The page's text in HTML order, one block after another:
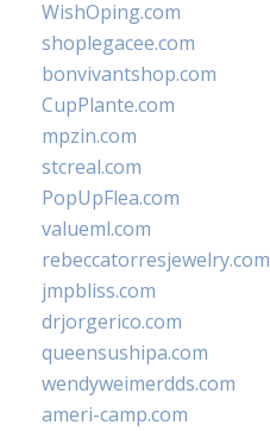
WishOping.com
shoplegacee.com
bonvivantshop.com
CupPlante.com
mpzin.com
stcreal.com
PopUpFlea.com
valueml.com
rebeccatorresjewelry.com
jmpbliss.com
drjorgerico.com
queensushipa.com
wendyweimerdds.com
ameri-camp.com